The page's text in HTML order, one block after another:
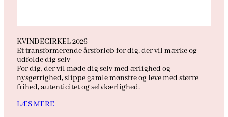
KVINDECIRKEL 2026
Et transformerende årsforløb for dig, der vil mærke og
udfolde dig selv
For dig, der vil møde dig selv med ærlighed og
nysgerrighed, slippe gamle mønstre og leve med større
frihed, autenticitet og selvkærlighed.
LÆS MERE